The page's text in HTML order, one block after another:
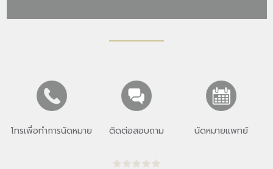
โทรเพื่อทำการนัดหมาย ติดต่อสอบถาม นัดหมายแพทย์